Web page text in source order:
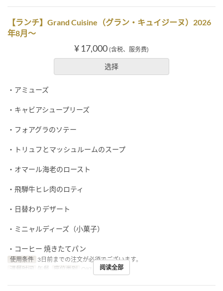
【ランチ】Grand Cuisine（グラン・キュイジーヌ）2026
年8月～
¥ 17,000 (含税、服务费)
选择
・アミューズ
・キャビアシュープリーズ
・フォアグラのソテー
・トリュフとマッシュルームのスープ
・オマール海老のロースト
・飛騨牛ヒレ肉のロティ
・日替わりデザート
・ミニャルディーズ（小菓子）
・コーヒー 焼きたてパン
使用条件 3日前までの注文が必須でございます。
进餐时间
午餐 座位类别 OKUMURATEI
阅读全部